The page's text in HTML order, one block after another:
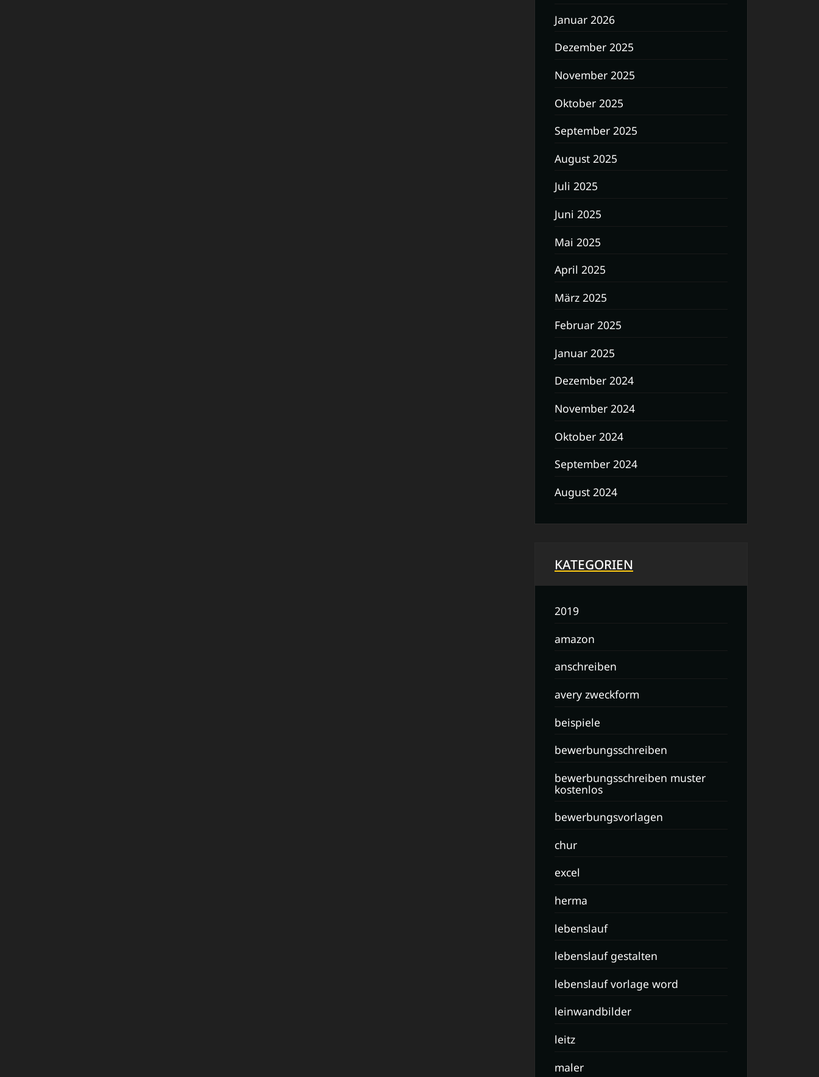
Januar 2026
Dezember 2025
November 2025
Oktober 2025
September 2025
August 2025
Juli 2025
Juni 2025
Mai 2025
April 2025
März 2025
Februar 2025
Januar 2025
Dezember 2024
November 2024
Oktober 2024
September 2024
August 2024
KATEGORIEN
2019
amazon
anschreiben
avery zweckform
beispiele
bewerbungsschreiben
bewerbungsschreiben muster
kostenlos
bewerbungsvorlagen
chur
excel
herma
lebenslauf
lebenslauf gestalten
lebenslauf vorlage word
leinwandbilder
leitz
maler